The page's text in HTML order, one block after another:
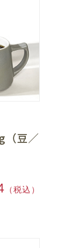
（豆／
（税込）